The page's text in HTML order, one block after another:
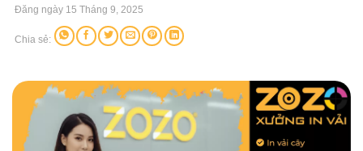
Đăng ngày 15 Tháng 9, 2025
Chia sẻ: